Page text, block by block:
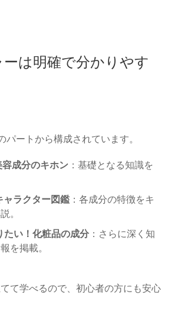
は明確で分かりやす
ートから構成されています。
成分のキホン ：基礎となる知識を
ャラクター図鑑 ：各成分の特徴をキ
。
たい！化粧品の成分 ：さらに深く知
を掲載。
て学べるので、初心者の方にも安心